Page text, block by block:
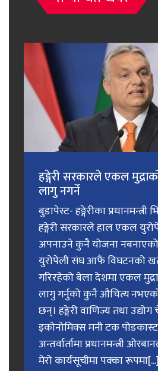
हङ्गेरी सरकारले एकल
लागु नगर्ने
बुडापेस्ट- हङ्गेरीका
हङ्गेरी सरकारले हाल एकल
अपनाउने कुनै योजना
युरोपेली संघ आफैं विघटनको
गरिरहेको बेला देशमा एकल
लागु गर्नुको कुनै औचित्य
छन्। हङ्गेरी वाणिज्य तथा
इकोनोमिक्स मनी टक
अन्तर्वार्तामा प्रधानमन्त्री
मेरो कार्यसूचीमा पक्का रूपमा[...]